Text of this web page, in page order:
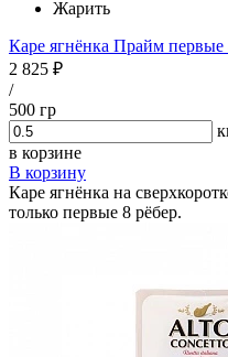
Жарить
Каре ягнёнка Прайм первые
2 825 ₽
/
500 гр
в корзине
В корзину
Каре ягнёнка на
только первые 8 рёбер.